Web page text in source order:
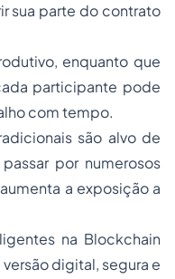
sua parte do contrato
enquanto que
participante pode
com tempo.
são alvo de
por numerosos
a exposição a
na Blockchain
digital, segura e